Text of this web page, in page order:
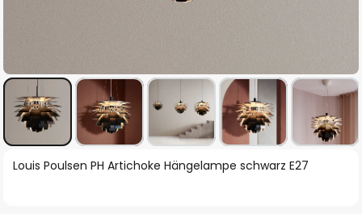
Zum
Louis Poulsen PH Artichoke Hängelampe schwarz E27